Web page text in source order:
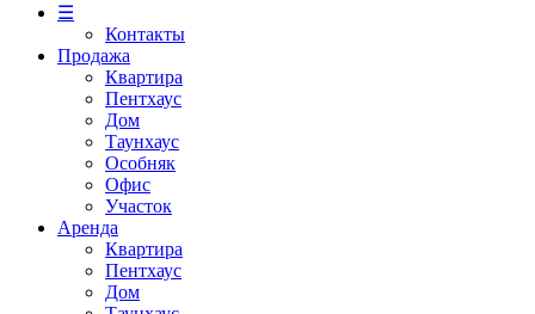
☰
Контакты
Продажа
Квартира
Пентхаус
Дом
Таунхаус
Особняк
Офис
Участок
Аренда
Квартира
Пентхаус
Дом